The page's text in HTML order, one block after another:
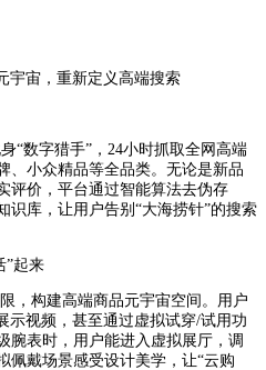
宇宙，重新定义高端搜索
“数字猎手”，24小时抓取全网高端
、小众精品等全品类。无论是新品
评价，平台通过智能算法去伪存
识库，让用户告别“大海捞针”的搜索
”起来
，构建高端商品元宇宙空间。用户
示视频，甚至通过虚拟试穿/试用功
腕表时，用户能进入虚拟展厅，调
佩戴场景感受设计美学，让“云购